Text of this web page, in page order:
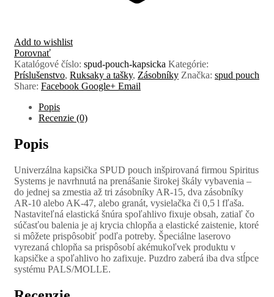
Add to wishlist
Porovnať
Katalógové číslo: spud-pouch-kapsicka Kategórie:
Príslušenstvo, Ruksaky a tašky, Zásobníky Značka: spud pouch
Share: Facebook Google+ Email
Popis
Recenzie (0)
Popis
Univerzálna kapsička SPUD pouch inšpirovaná firmou Spiritus
Systems je navrhnutá na prenášanie širokej škály vybavenia –
do jednej sa zmestia až tri zásobníky AR-15, dva zásobníky
AR-10 alebo AK-47, alebo granát, vysielačka či 0,5 l fľaša.
Nastaviteľná elastická šnúra spoľahlivo fixuje obsah, zatiaľ čo
súčasťou balenia je aj krycia chlopňa a elastické zaistenie, ktoré
si môžete prispôsobiť podľa potreby. Špeciálne laserovo
vyrezaná chlopňa sa prispôsobí akémukoľvek produktu v
kapsičke a spoľahlivo ho zafixuje. Puzdro zaberá iba dva stĺpce
systému PALS/MOLLE.